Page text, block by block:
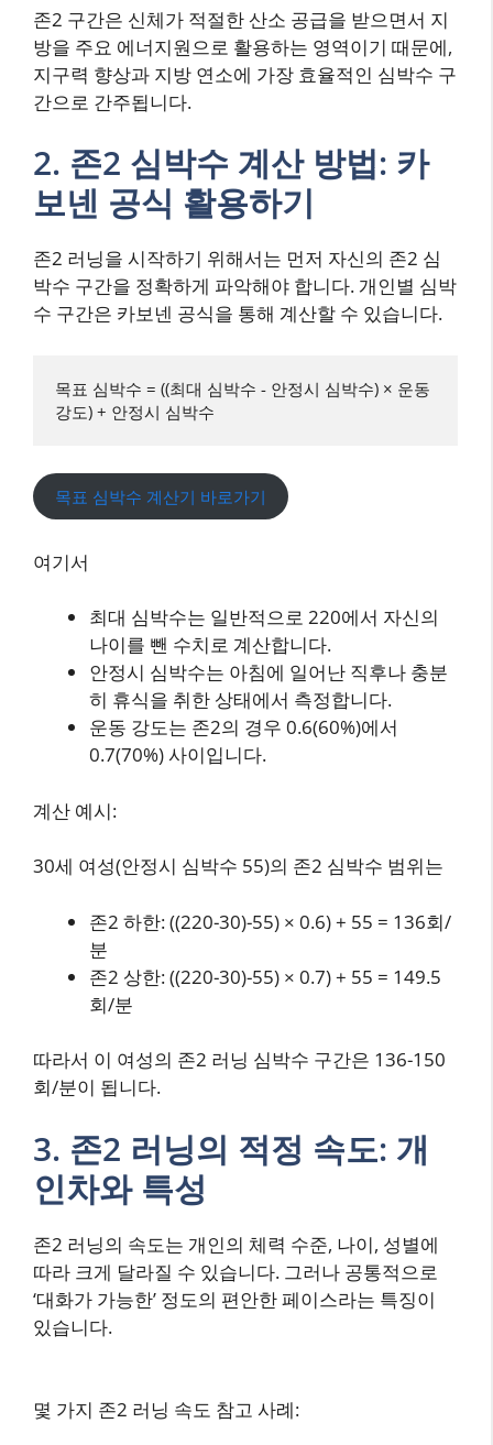
존2 구간은 신체가 적절한 산소 공급을 받으면서 지
방을 주요 에너지원으로 활용하는 영역이기 때문에,
지구력 향상과 지방 연소에 가장 효율적인 심박수 구
간으로 간주됩니다.
2. 존2 심박수 계산 방법: 카
보넨 공식 활용하기
존2 러닝을 시작하기 위해서는 먼저 자신의 존2 심
박수 구간을 정확하게 파악해야 합니다. 개인별 심박
수 구간은 카보넨 공식을 통해 계산할 수 있습니다.
목표 심박수 = ((최대 심박수 - 안정시 심박수) × 운동
강도) + 안정시 심박수
목표 심박수 계산기 바로가기
여기서
최대 심박수는 일반적으로 220에서 자신의
나이를 뺀 수치로 계산합니다.
안정시 심박수는 아침에 일어난 직후나 충분
히 휴식을 취한 상태에서 측정합니다.
운동 강도는 존2의 경우 0.6(60%)에서
0.7(70%) 사이입니다.
계산 예시:
30세 여성(안정시 심박수 55)의 존2 심박수 범위는
존2 하한: ((220-30)-55) × 0.6) + 55 = 136회/
분
존2 상한: ((220-30)-55) × 0.7) + 55 = 149.5
회/분
따라서 이 여성의 존2 러닝 심박수 구간은 136-150
회/분이 됩니다.
3. 존2 러닝의 적정 속도: 개
인차와 특성
존2 러닝의 속도는 개인의 체력 수준, 나이, 성별에
따라 크게 달라질 수 있습니다. 그러나 공통적으로
‘대화가 가능한’ 정도의 편안한 페이스라는 특징이
있습니다.
몇 가지 존2 러닝 속도 참고 사례: